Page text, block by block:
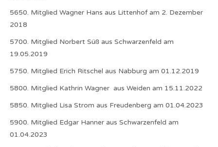
5650. Mitglied Wagner Hans aus Littenhof am 2. Dezember
2018
5700. Mitglied Norbert Süß aus Schwarzenfeld am
19.05.2019
5750. Mitglied Erich Ritschel aus Nabburg am 01.12.2019
5800. Mitglied Kathrin Wagner aus Weiden am 15.11.2022
5850. Mitglied Lisa Strom aus Freudenberg am 01.04.2023
5900. Mitglied Edgar Hanner aus Schwarzenfeld am
01.04.2023